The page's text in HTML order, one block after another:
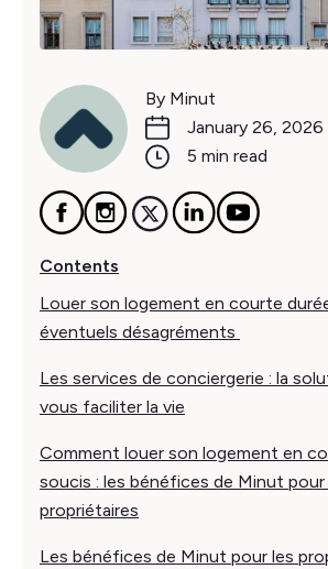
By Minut
January 26, 2026
5 min read
Contents
Louer son logement en courte
éventuels désagréments
Les services de conciergerie : la
vous faciliter la vie
Comment louer son logement en
soucis : les bénéfices de Minut pour
propriétaires
Les bénéfices de Minut pour les